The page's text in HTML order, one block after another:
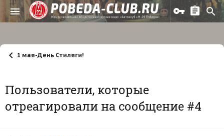
1 мая-День Стиляги!
Пользователи, которые
отреагировали на сообщение #4